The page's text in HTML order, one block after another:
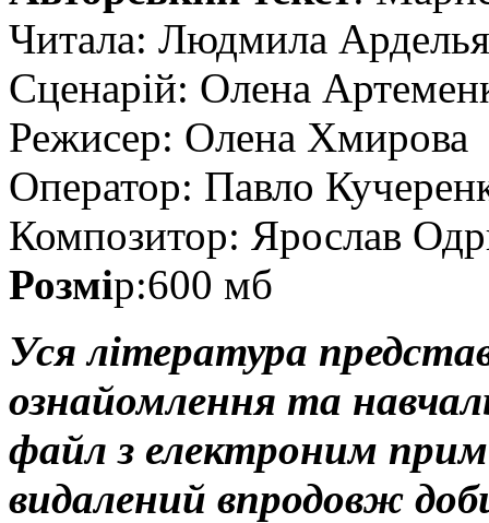
Читала: Людмила
Сценарій: Олена
Режисер: Олена Хмирова
Оператор: Павло
Композитор: Ярослав
Розмір:600 мб
Уся література
ознайомлення та
файл з електроним
видалений впродовж